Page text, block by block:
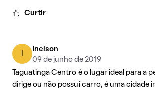
Curtir
Inelson
09 de junho de 2019
Taguatinga Centro é o lugar ideal para a
dirige ou não possui carro, é uma cidade